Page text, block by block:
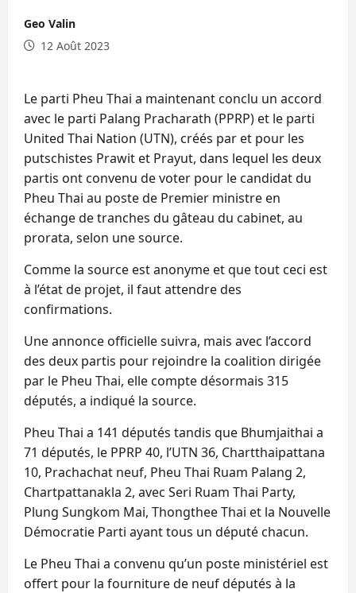
Geo Valin
12 Août 2023
Le parti Pheu Thai a maintenant conclu un accord
avec le parti Palang Pracharath (PPRP) et le parti
United Thai Nation (UTN), créés par et pour les
putschistes Prawit et Prayut, dans lequel les deux
partis ont convenu de voter pour le candidat du
Pheu Thai au poste de Premier ministre en
échange de tranches du gâteau du cabinet, au
prorata, selon une source.
Comme la source est anonyme et que tout ceci est
à l’état de projet, il faut attendre des
confirmations.
Une annonce officielle suivra, mais avec l’accord
des deux partis pour rejoindre la coalition dirigée
par le Pheu Thai, elle compte désormais 315
députés, a indiqué la source.
Pheu Thai a 141 députés tandis que Bhumjaithai a
71 députés, le PPRP 40, l’UTN 36, Chartthaipattana
10, Prachachat neuf, Pheu Thai Ruam Palang 2,
Chartpattanakla 2, avec Seri Ruam Thai Party,
Plung Sungkom Mai, Thongthee Thai et la Nouvelle
Démocratie Parti ayant tous un député chacun.
Le Pheu Thai a convenu qu’un poste ministériel est
offert pour la fourniture de neuf députés à la